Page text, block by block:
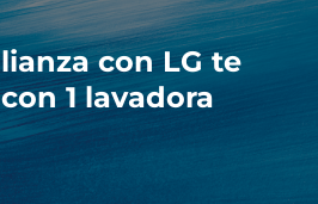
con LG te
1 lavadora